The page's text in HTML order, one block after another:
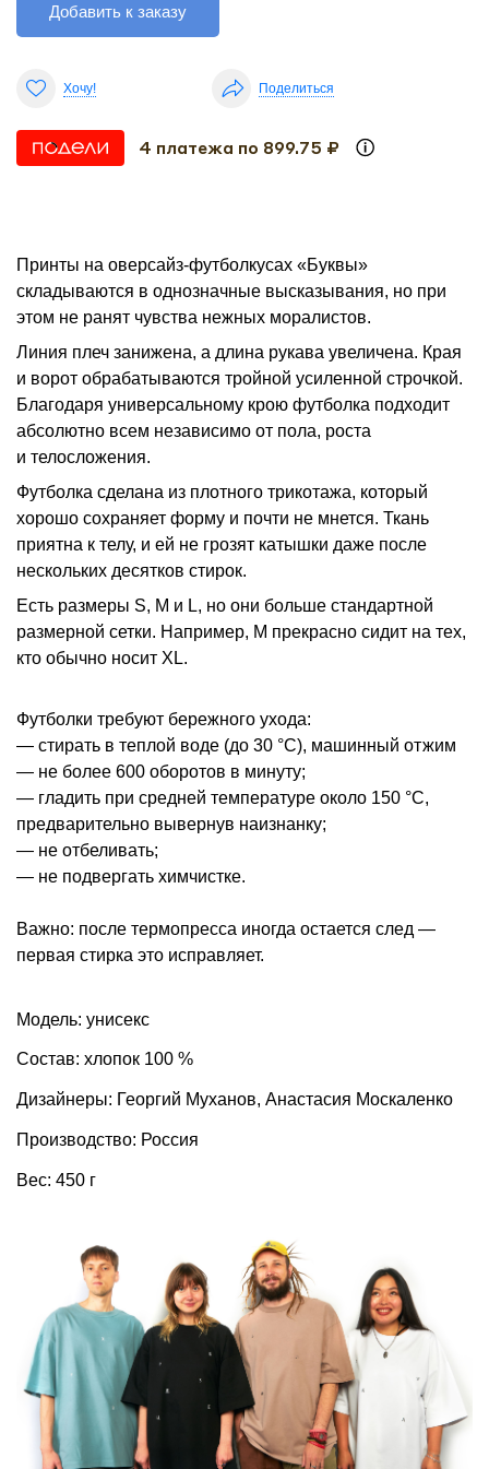
Добавить к заказу
Хочу! Поделиться
4 платежа по 899.75 ₽
Принты на оверсайз-футболкусах «Буквы»
складываются в однозначные высказывания, но при
этом не ранят чувства нежных моралистов.
Линия плеч занижена, а длина рукава увеличена. Края
и ворот обрабатываются тройной усиленной строчкой.
Благодаря универсальному крою футболка подходит
абсолютно всем независимо от пола, роста
и телосложения.
Футболка сделана из плотного трикотажа, который
хорошо сохраняет форму и почти не мнется. Ткань
приятна к телу, и ей не грозят катышки даже после
нескольких десятков стирок.
Есть размеры S, M и L, но они больше стандартной
размерной сетки. Например, M прекрасно сидит на тех,
кто обычно носит XL.
Футболки требуют бережного ухода:
— стирать в теплой воде (до 30 °С), машинный отжим
— не более 600 оборотов в минуту;
— гладить при средней температуре около 150 °С,
предварительно вывернув наизнанку;
— не отбеливать;
— не подвергать химчистке.
Важно: после термопресса иногда остается след —
первая стирка это исправляет.
Модель: унисекс
Состав: хлопок 100 %
Дизайнеры: Георгий Муханов, Анастасия Москаленко
Производство: Россия
Вес: 450 г